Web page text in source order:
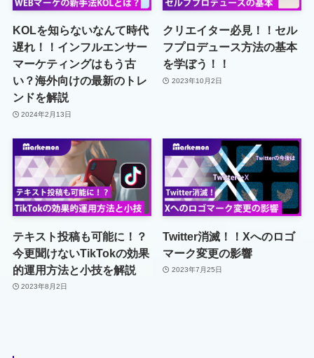
KOLを知らないなんて時代
遅れ！！インフルエンサー
マーケティングはもう古
い？海外向けの最新のトレ
ンドを解説
2024年2月13日
クリエイター必見！！セル
フプロデュース方法の基本
を学ぼう！！
2023年10月2日
テキスト投稿も可能に！？
今更聞けないTikTokの効果
的運用方法と小技を解説
2023年8月2日
Twitter消滅！！Xへのロゴ
マーク変更の影響
2023年7月25日